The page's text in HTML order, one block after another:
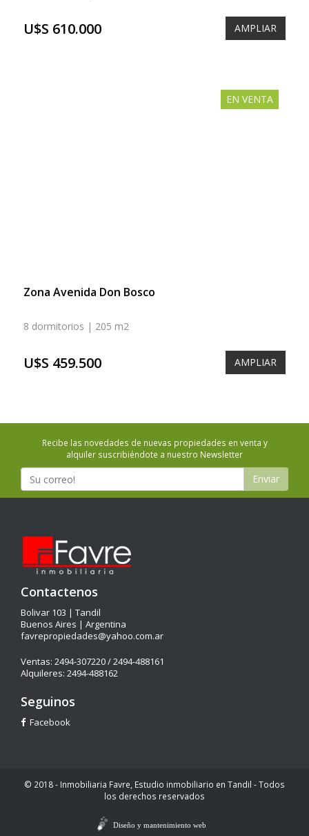
U$S 610.000 AMPLIAR
EN VENTA
Zona Avenida Don Bosco
8 dormitorios | 205 m2
U$S 459.500 AMPLIAR
Recibe las novedades de nuevas propiedades en venta y
alquiler suscribiéndote a nuestro Newsletter
Enviar
Contactenos
Bolivar 103 | Tandil
Buenos Aires | Argentina
favrepropiedades@yahoo.com.ar
Ventas: 2494-307220 / 2494-488161
Alquileres: 2494-488162
Seguinos
Facebook
© 2018 - Inmobiliaria Favre, Estudio inmobiliario en Tandil - Todos
los derechos reservados
Diseño y mantenimiento web